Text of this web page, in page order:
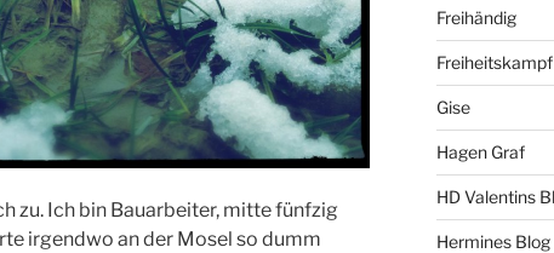
zu. Ich bin Bauarbeiter, mitte fünfzig
irgendwo an der Mosel so dumm
Freihändig
Freiheitskampf
Gise
Hagen Graf
HD Valentins
Hermines Blog